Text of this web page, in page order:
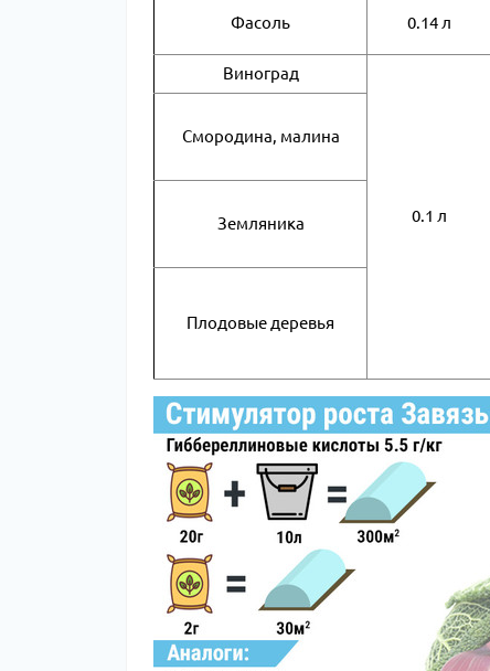
Фасоль 0.14 л
Виноград
0.1 л
Смородина, малина
Земляника
Плодовые деревья